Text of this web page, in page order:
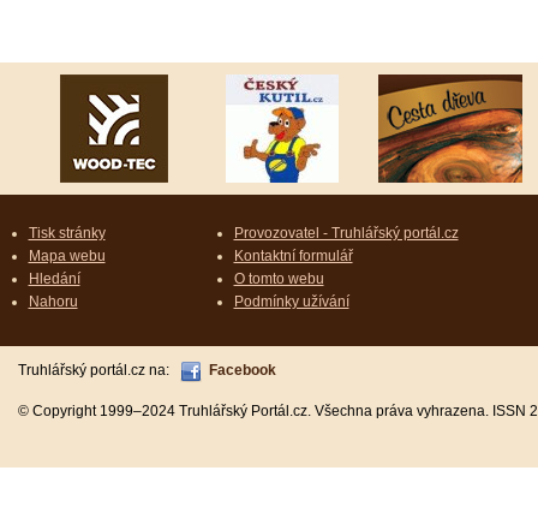
Tisk stránky
Mapa webu
Hledání
Nahoru
Provozovatel - Truhlářský portál.cz
Kontaktní formulář
O tomto webu
Podmínky užívání
Truhlářský portál.cz na: Facebook
© Copyright 1999–2024 Truhlářský Portál.cz. Všechna práva vyhrazena.